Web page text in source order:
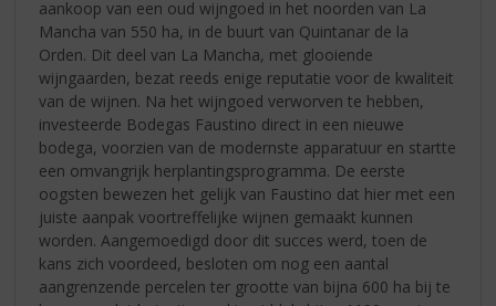
aankoop van een oud wijngoed in het noorden van La
Mancha van 550 ha, in de buurt van Quintanar de la
Orden. Dit deel van La Mancha, met glooiende
wijngaarden, bezat reeds enige reputatie voor de kwaliteit
van de wijnen. Na het wijngoed verworven te hebben,
investeerde Bodegas Faustino direct in een nieuwe
bodega, voorzien van de modernste apparatuur en startte
een omvangrijk herplantingsprogramma. De eerste
oogsten bewezen het gelijk van Faustino dat hier met een
juiste aanpak voortreffelijke wijnen gemaakt kunnen
worden. Aangemoedigd door dit succes werd, toen de
kans zich voordeed, besloten om nog een aantal
aangrenzende percelen ter grootte van bijna 600 ha bij te